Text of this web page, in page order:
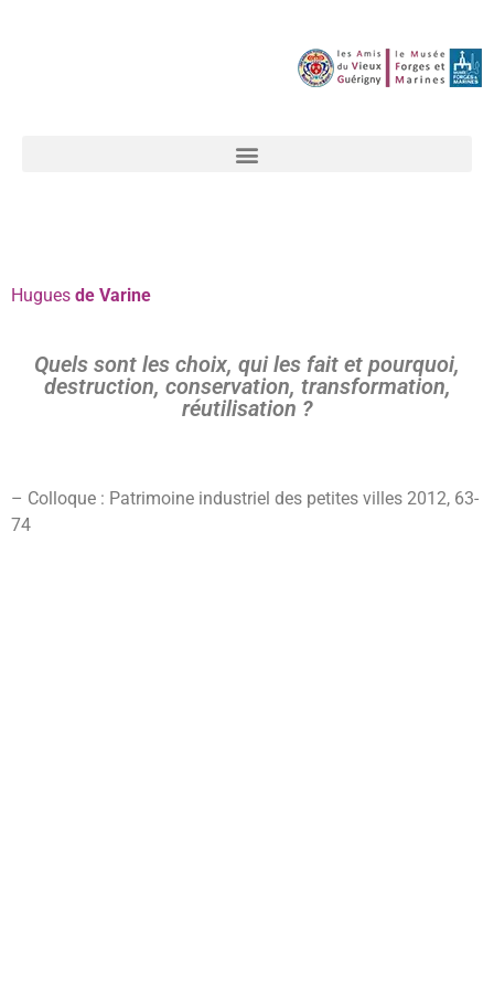
Hugues de Varine
Quels sont les choix, qui les fait et pourquoi,
destruction, conservation, transformation,
réutilisation ?
– Colloque : Patrimoine industriel des petites villes 2012, 63-
74